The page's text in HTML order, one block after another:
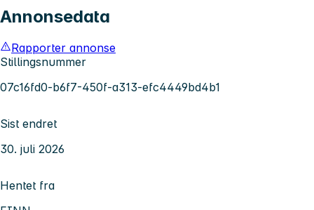
Annonsedata
Rapporter annonse
Stillingsnummer
07c16fd0-b6f7-450f-a313-efc4449bd4b1
Sist endret
30. juli 2026
Hentet fra